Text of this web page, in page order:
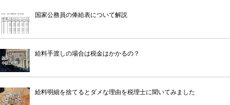
国家公務員の俸給表について解説
給料手渡しの場合は税金はかかるの？
給料明細を捨てるとダメな理由を税理士に聞いてみました